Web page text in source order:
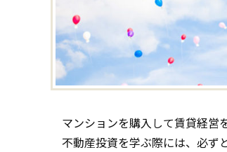
マンションを購入して賃貸経営
不動産投資を学ぶ際には、必ず